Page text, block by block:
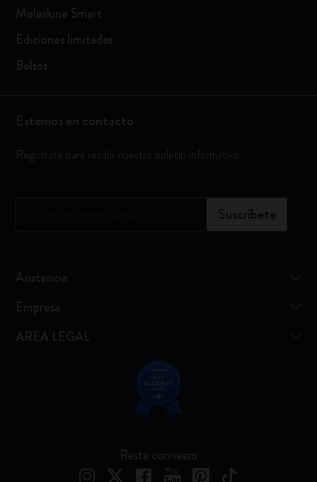
Moleskine Smart
Ediciones limitadas
Bolsos
Estemos en contacto
Regístrate para recibir nuestro boletín informativo
Suscríbete
Asistencia
Empresa
AREA LEGAL
Resta connesso